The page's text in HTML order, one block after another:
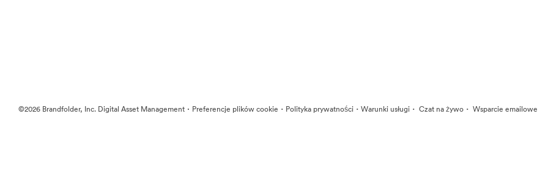
©2026 Brandfolder, Inc. Digital Asset Management · Preferencje plików cookie · Polityka prywatności · Warunki usługi · Czat na żywo · Wsparcie emailowe